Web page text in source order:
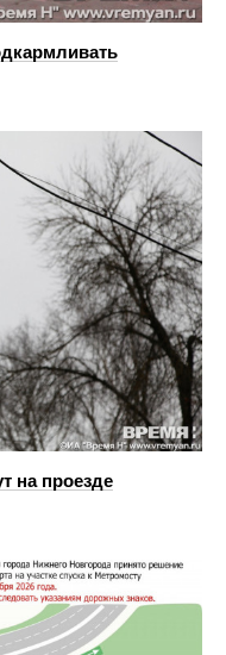
на проезде